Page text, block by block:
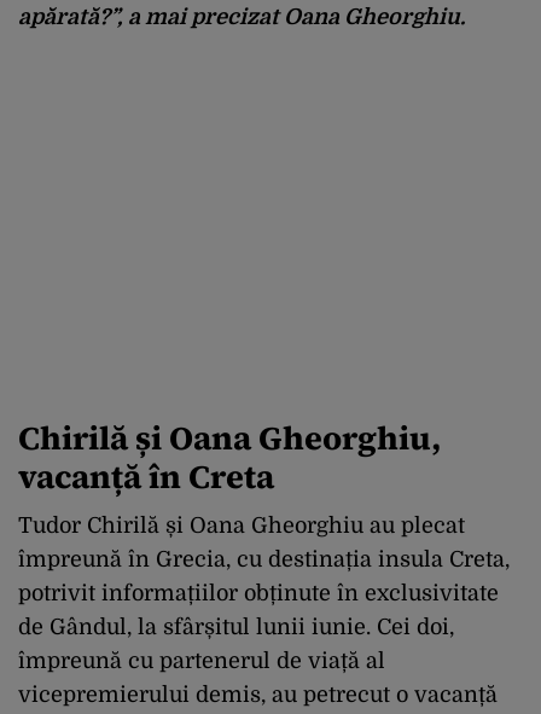
apărată?”, a mai precizat Oana Gheorghiu.
Chirilă și Oana Gheorghiu,
vacanță în Creta
Tudor Chirilă și Oana Gheorghiu au plecat
împreună în Grecia, cu destinația insula Creta,
potrivit informațiilor obținute în exclusivitate
de Gândul, la sfârșitul lunii iunie. Cei doi,
împreună cu partenerul de viață al
vicepremierului demis, au petrecut o vacanță